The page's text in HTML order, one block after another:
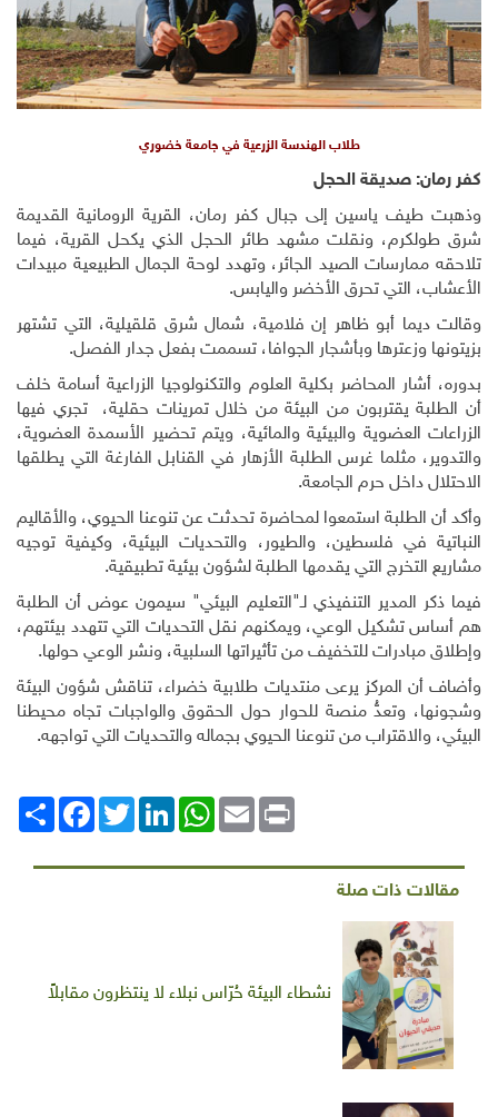
طلاب الهندسة الزرعية في جامعة خضوري
كفر رمان: صديقة الحجل
وذهبت طيف ياسين إلى جبال كفر رمان، القرية الرومانية القديمة
شرق طولكرم، ونقلت مشهد طائر الحجل الذي يكحل القرية، فيما
تلاحقه ممارسات الصيد الجائر، وتهدد لوحة الجمال الطبيعية مبيدات
الأعشاب، التي تحرق الأخضر واليابس.
وقالت ديما أبو ظاهر إن فلامية، شمال شرق قلقيلية، التي تشتهر
بزيتونها وزعترها وبأشجار الجوافا، تسممت بفعل جدار الفصل.
بدوره، أشار المحاضر بكلية العلوم والتكنولوجيا الزراعية أسامة خلف
أن الطلبة يقتربون من البيئة من خلال تمرينات حقلية، تجري فيها
الزراعات العضوية والبيئية والمائية، ويتم تحضير الأسمدة العضوية،
والتدوير، مثلما غرس الطلبة الأزهار في القنابل الفارغة التي يطلقها
الاحتلال داخل حرم الجامعة.
وأكد أن الطلبة استمعوا لمحاضرة تحدثت عن تنوعنا الحيوي، والأقاليم
النباتية في فلسطين، والطيور، والتحديات البيئية، وكيفية توجيه
مشاريع التخرج التي يقدمها الطلبة لشؤون بيئية تطبيقية.
فيما ذكر المدير التنفيذي لـ"التعليم البيئي" سيمون عوض أن الطلبة
هم أساس تشكيل الوعي، ويمكنهم نقل التحديات التي تتهدد بيئتهم،
وإطلاق مبادرات للتخفيف من تأثيراتها السلبية، ونشر الوعي حولها.
وأضاف أن المركز يرعى منتديات طلابية خضراء، تناقش شؤون البيئة
وشجونها، وتعدُّ منصة للحوار حول الحقوق والواجبات تجاه محيطنا
البيئي، والاقتراب من تنوعنا الحيوي بجماله والتحديات التي تواجهه.
انشر
FacebookTwitterLinkedIn
WhatsAppEmail Print
مقالات ذات صلة
نشطاء البيئة حُرّاس نبلاء لا ينتظرون مقابلاً